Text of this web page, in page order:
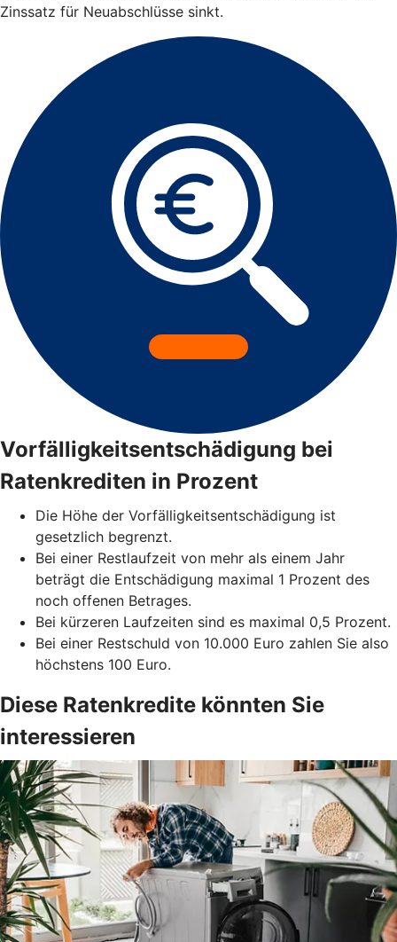
Zinssatz für Neuabschlüsse sinkt.
Vorfälligkeitsentschädigung bei
Ratenkrediten in Prozent
Die Höhe der Vorfälligkeitsentschädigung ist
gesetzlich begrenzt.
Bei einer Restlaufzeit von mehr als einem Jahr
beträgt die Entschädigung maximal 1 Prozent des
noch offenen Betrages.
Bei kürzeren Laufzeiten sind es maximal 0,5 Prozent.
Bei einer Restschuld von 10.000 Euro zahlen Sie also
höchstens 100 Euro.
Diese Ratenkredite könnten Sie
interessieren